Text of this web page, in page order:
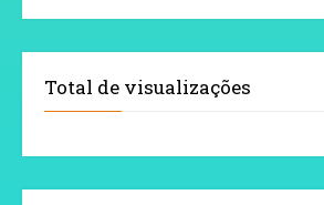
Total de visualizações